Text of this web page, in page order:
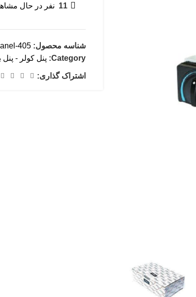
11 نفر در حال
شناسه محصول: 405
Category: پنل کولر -
اشتراک گذاری: